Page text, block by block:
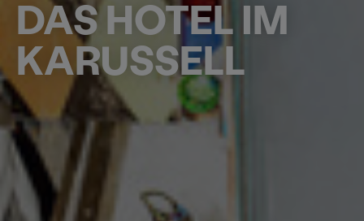
DAS HOTEL IM
KARUSSELL